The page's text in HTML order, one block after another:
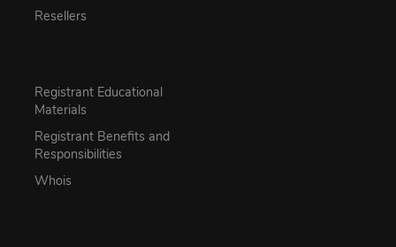
Resellers
Registrant Educational
Materials
Registrant Benefits and
Responsibilities
Whois